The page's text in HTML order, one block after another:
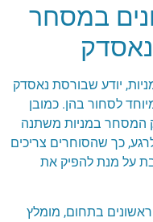
במסחר
יודע שבורסת נאסדק
לסחור בהן. כמובן
המסחר במניות משתנה
כך שהסוחרים צריכים
על מנת להפיק את
בתחום, מומלץ